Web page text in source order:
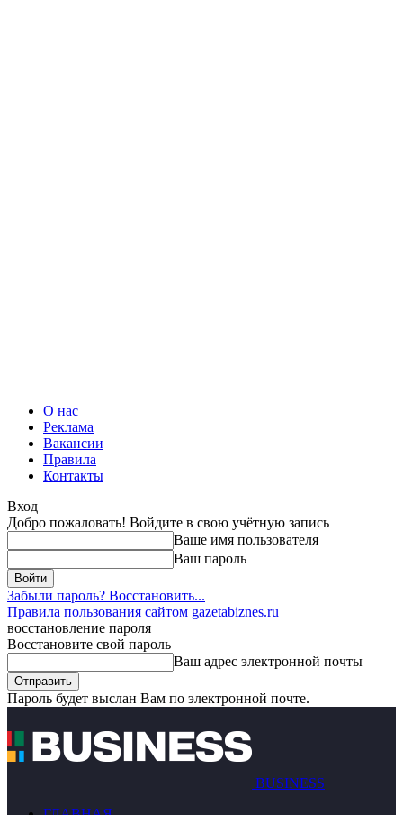
О нас
Реклама
Вакансии
Правила
Контакты
Вход
Добро пожаловать! Войдите в свою учётную запись
Ваше имя пользователя
Ваш пароль
Забыли пароль? Восстановить...
Правила пользования сайтом gazetabiznes.ru
восстановление пароля
Восстановите свой пароль
Ваш адрес электронной почты
Пароль будет выслан Вам по электронной почте.
BUSINESS